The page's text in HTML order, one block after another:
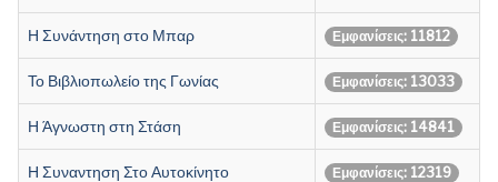
Η Συνάντηση στο Μπαρ Εμφανίσεις: 11812
Το Βιβλιοπωλείο της Γωνίας Εμφανίσεις: 13033
Η Άγνωστη στη Στάση Εμφανίσεις: 14841
Η Συναντηση Στο Αυτοκίνητο Εμφανίσεις: 12319